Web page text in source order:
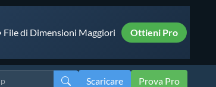
File di Dimensioni Maggiori Ottieni Pro
Scaricare Prova Pro